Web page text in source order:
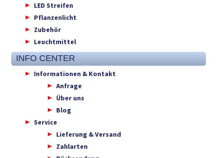
LED Streifen
Pflanzenlicht
Zubehör
Leuchtmittel
INFO CENTER
Informationen & Kontakt
Anfrage
Über uns
Blog
Service
Lieferung & Versand
Zahlarten